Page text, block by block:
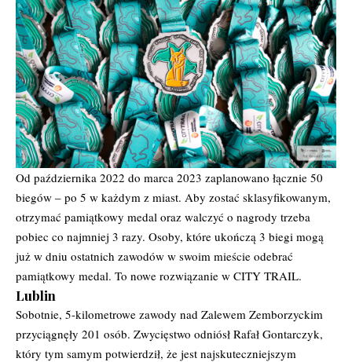
Od października 2022 do marca 2023 zaplanowano łącznie 50
biegów – po 5 w każdym z miast. Aby zostać sklasyfikowanym,
otrzymać pamiątkowy medal oraz walczyć o nagrody trzeba
pobiec co najmniej 3 razy. Osoby, które ukończą 3 biegi mogą
już w dniu ostatnich zawodów w swoim mieście odebrać
pamiątkowy medal. To nowe rozwiązanie w CITY TRAIL.
Lublin
Sobotnie, 5-kilometrowe zawody nad Zalewem Zemborzyckim
przyciągnęły 201 osób. Zwycięstwo odniósł Rafał Gontarczyk,
który tym samym potwierdził, że jest najskuteczniejszym